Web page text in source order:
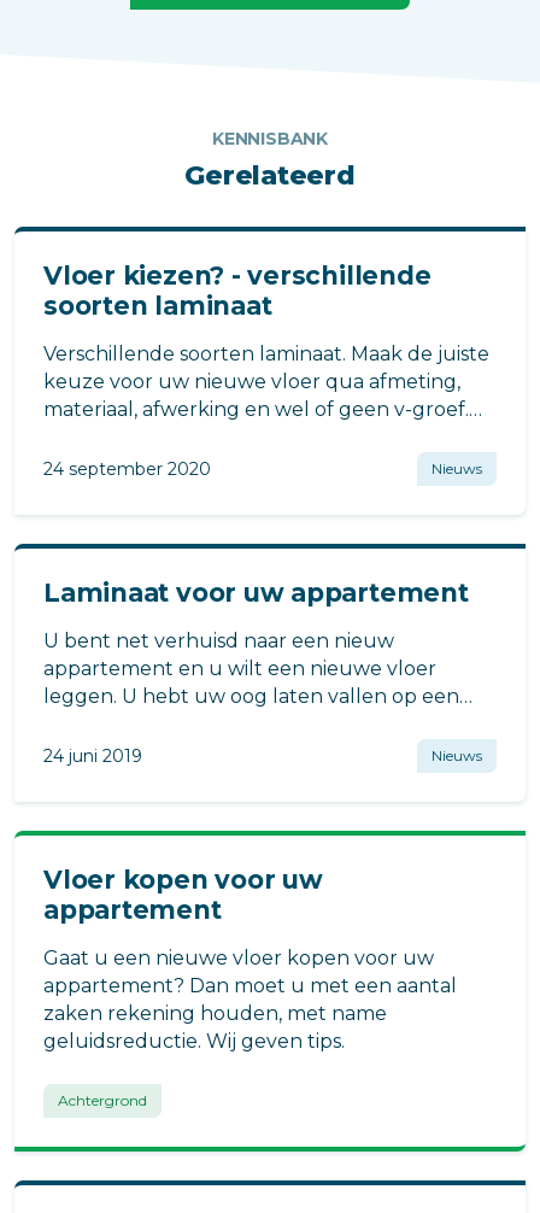
KENNISBANK
Gerelateerd
Vloer kiezen? - verschillende
soorten laminaat
Verschillende soorten laminaat. Maak de juiste
keuze voor uw nieuwe vloer qua afmeting,
materiaal, afwerking en wel of geen v-groef.
24 september 2020 Nieuws
Laminaat voor uw appartement
U bent net verhuisd naar een nieuw
appartement en u wilt een nieuwe vloer
leggen. U hebt uw oog laten vallen op een
24 juni 2019 Nieuws
Vloer kopen voor uw
appartement
Gaat u een nieuwe vloer kopen voor uw
appartement? Dan moet u met een aantal
zaken rekening houden, met name
geluidsreductie. Wij geven tips.
Achtergrond